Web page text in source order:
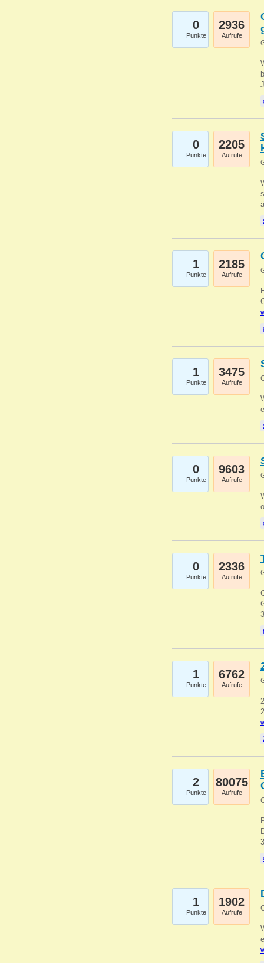
0
Punkte
2936
Aufrufe
0
Punkte
2205
Aufrufe
1
Punkte
2185
Aufrufe
1
Punkte
3475
Aufrufe
0
Punkte
9603
Aufrufe
0
Punkte
2336
Aufrufe
1
Punkte
6762
Aufrufe
2
Punkte
80075
Aufrufe
1
Punkte
1902
Aufrufe